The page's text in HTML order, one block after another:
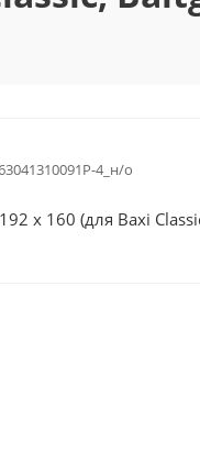
4_н/о
x 160 (для Baxi